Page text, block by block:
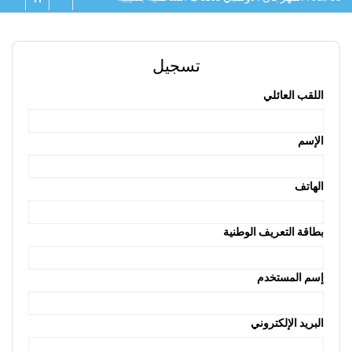
تسجيل
اللقب العائلي
الإسم
الهاتف
بطاقة التعريف الوطنية
إسم المستخدم
البريد الإلكتروني